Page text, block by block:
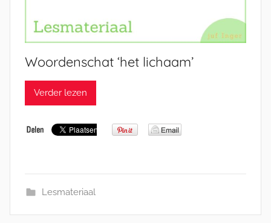
Woordenschat ‘het lichaam’
Verder lezen
Lesmateriaal